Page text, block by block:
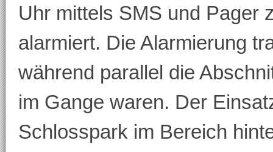
Uhr mittels SMS und Pager
alarmiert. Die Alarmierung
während parallel die
im Gange waren. Der
Schlosspark im Bereich